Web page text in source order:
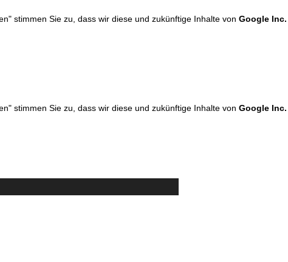
stimmen Sie zu, dass wir diese und zukünftige Inhalte von Google Inc.
stimmen Sie zu, dass wir diese und zukünftige Inhalte von Google Inc.